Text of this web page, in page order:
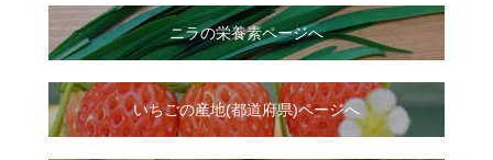
ニラの栄養素ページへ
いちごの産地(都道府県)ページへ